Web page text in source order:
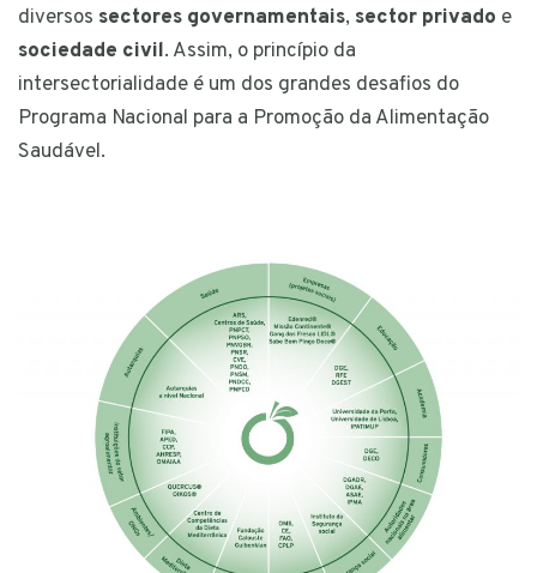
diversos sectores governamentais, sector privado e
sociedade civil. Assim, o princípio da
intersectorialidade é um dos grandes desafios do
Programa Nacional para a Promoção da Alimentação
Saudável.